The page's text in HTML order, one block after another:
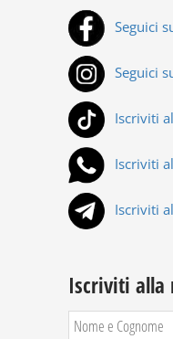
Seguici
Seguici
Iscriviti
Iscriviti
Iscriviti
Iscriviti alla